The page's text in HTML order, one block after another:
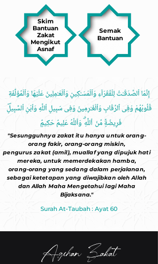
Skim
Bantuan
Zakat
Mengikut
Asnaf
Semak
Bantuan
"Sesungguhnya zakat itu hanya untuk orang-
orang fakir, orang-orang miskin,
pengurus zakat (amil), muallaf yang dipujuk hati
mereka, untuk memerdekakan hamba,
orang-orang yang sedang dalam perjalanan,
sebagai ketetapan yang diwajibkan oleh Allah
dan Allah Maha Mengetahui lagi Maha
Bijaksana."
Surah At-Taubah : Ayat 60
Agihan Zakat
Agihan Zakat